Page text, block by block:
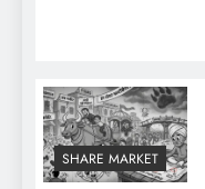
SHARE MARKET